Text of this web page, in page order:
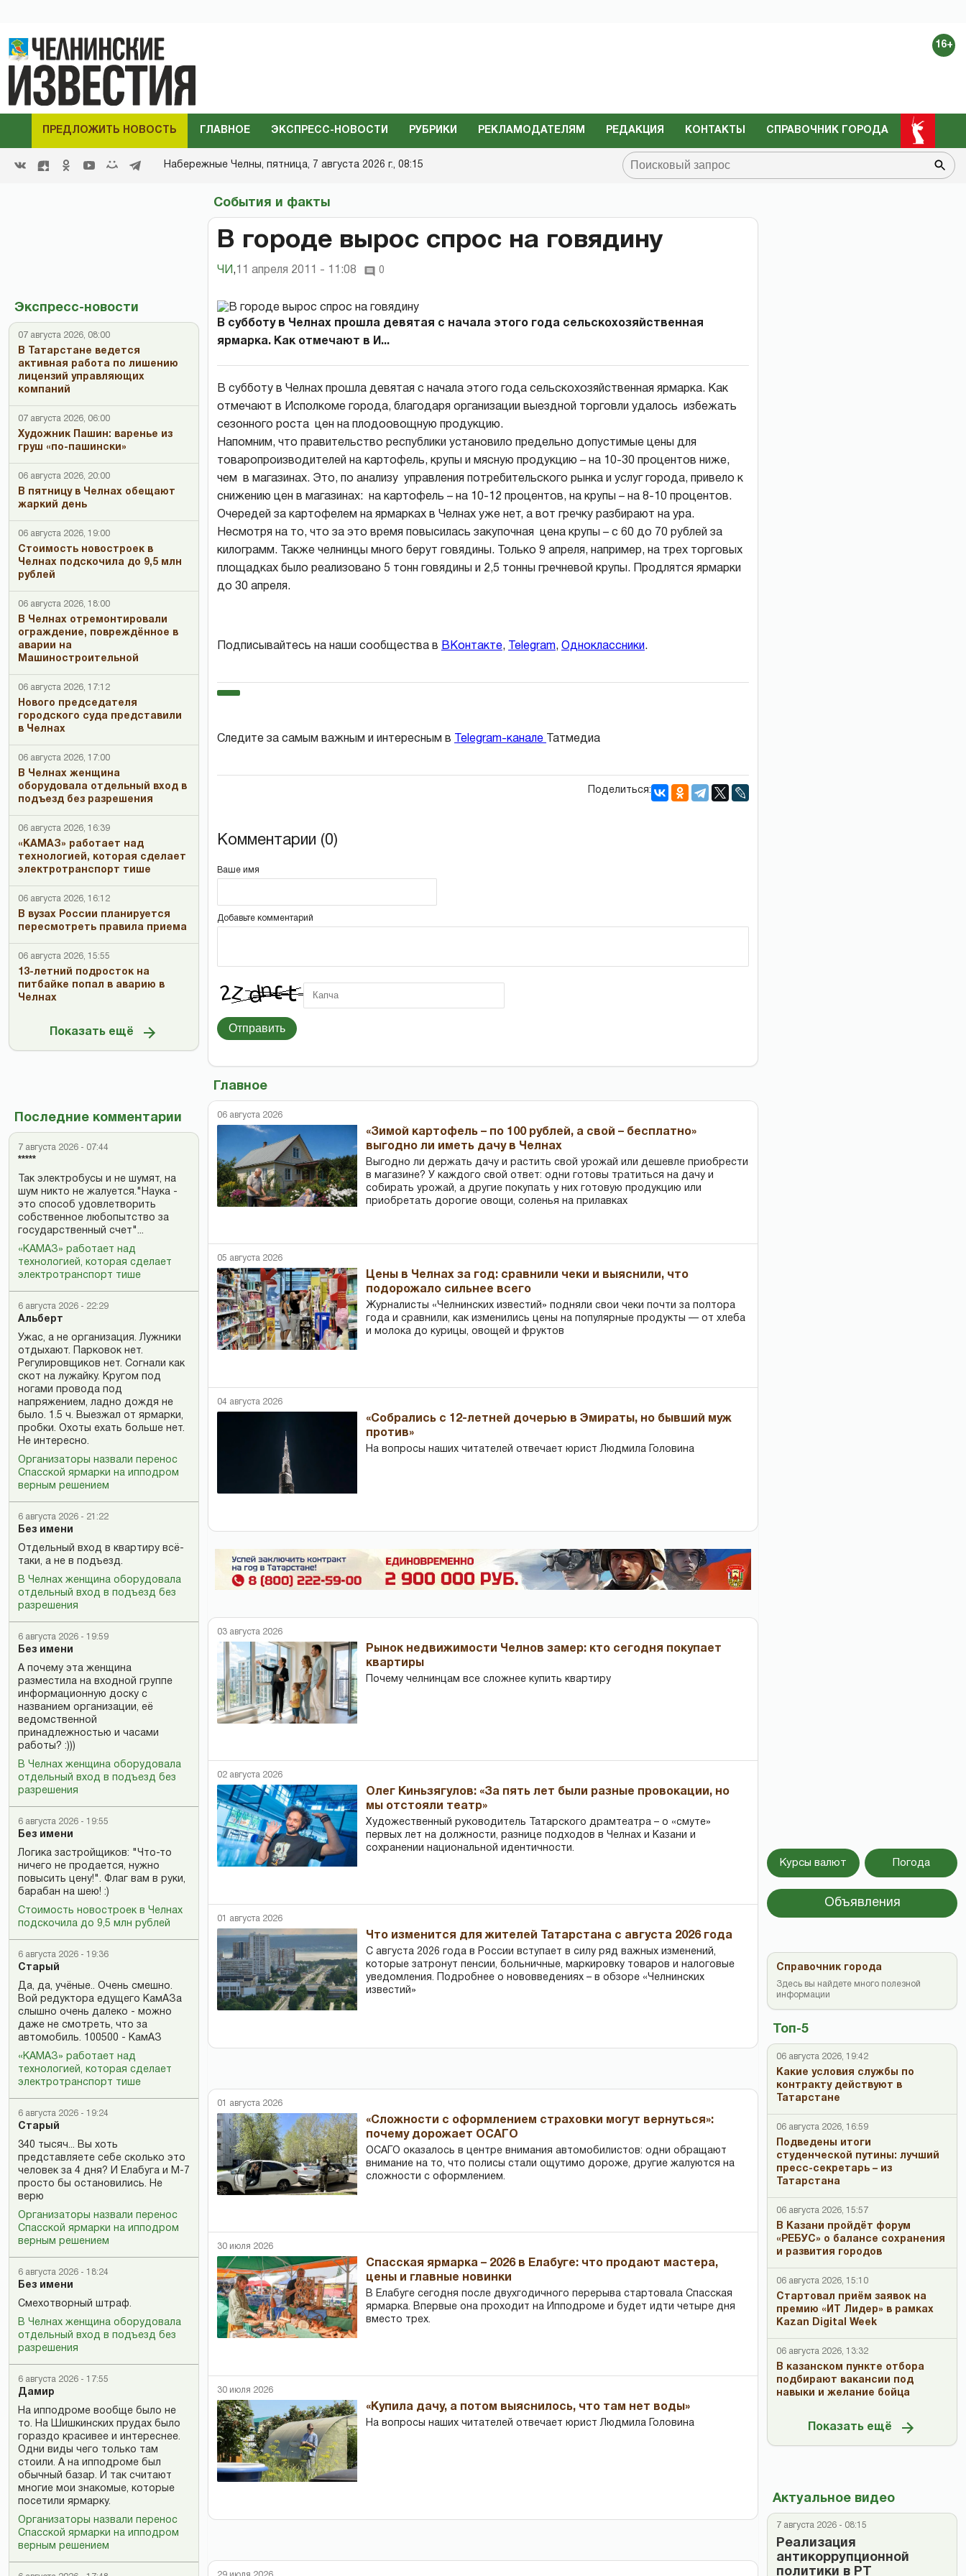
16+
ПРЕДЛОЖИТЬ НОВОСТЬ ГЛАВНОЕ ЭКСПРЕСС-НОВОСТИ РУБРИКИ РЕКЛАМОДАТЕЛЯМ РЕДАКЦИЯ КОНТАКТЫ СПРАВОЧНИК ГОРОДА
Набережные Челны, пятница, 7 августа 2026 г., 08:15
Экспресс-новости
07 августа 2026, 08:00
В Татарстане ведется
активная работа по лишению
лицензий управляющих
компаний
07 августа 2026, 06:00
Художник Пашин: варенье из
груш «по-пашински»
06 августа 2026, 20:00
В пятницу в Челнах обещают
жаркий день
06 августа 2026, 19:00
Стоимость новостроек в
Челнах подскочила до 9,5 млн
рублей
06 августа 2026, 18:00
В Челнах отремонтировали
ограждение, повреждённое в
аварии на
Машиностроительной
06 августа 2026, 17:12
Нового председателя
городского суда представили
в Челнах
06 августа 2026, 17:00
В Челнах женщина
оборудовала отдельный вход в
подъезд без разрешения
06 августа 2026, 16:39
«КАМАЗ» работает над
технологией, которая сделает
электротранспорт тише
06 августа 2026, 16:12
В вузах России планируется
пересмотреть правила приема
06 августа 2026, 15:55
13-летний подросток на
питбайке попал в аварию в
Челнах
Показать ещё
Последние комментарии
7 августа 2026 - 07:44
*****
Так электробусы и не шумят, на
шум никто не жалуется."Наука -
это способ удовлетворить
собственное любопытство за
государственный счет"...
«КАМАЗ» работает над
технологией, которая сделает
электротранспорт тише
6 августа 2026 - 22:29
Альберт
Ужас, а не организация. Лужники
отдыхают. Парковок нет.
Регулировщиков нет. Согнали как
скот на лужайку. Кругом под
ногами провода под
напряжением, ладно дождя не
было. 1.5 ч. Выезжал от ярмарки,
пробки. Охоты ехать больше нет.
Не интересно.
Организаторы назвали перенос
Спасской ярмарки на ипподром
верным решением
6 августа 2026 - 21:22
Без имени
Отдельный вход в квартиру всё-
таки, а не в подъезд.
В Челнах женщина оборудовала
отдельный вход в подъезд без
разрешения
6 августа 2026 - 19:59
Без имени
А почему эта женщина
разместила на входной группе
информационную доску с
названием организации, её
ведомственной
принадлежностью и часами
работы? :)))
В Челнах женщина оборудовала
отдельный вход в подъезд без
разрешения
6 августа 2026 - 19:55
Без имени
Логика застройщиков: "Что-то
ничего не продается, нужно
повысить цену!". Флаг вам в руки,
барабан на шею! :)
Стоимость новостроек в Челнах
подскочила до 9,5 млн рублей
6 августа 2026 - 19:36
Старый
Да, да, учёные.. Очень смешно.
Вой редуктора едущего КамАЗа
слышно очень далеко - можно
даже не смотреть, что за
автомобиль. 100500 - КамАЗ
«КАМАЗ» работает над
технологией, которая сделает
электротранспорт тише
6 августа 2026 - 19:24
Старый
340 тысяч... Вы хоть
представляете себе сколько это
человек за 4 дня? И Елабуга и М-7
просто бы остановились. Не
верю
Организаторы назвали перенос
Спасской ярмарки на ипподром
верным решением
6 августа 2026 - 18:24
Без имени
Смехотворный штраф.
В Челнах женщина оборудовала
отдельный вход в подъезд без
разрешения
6 августа 2026 - 17:55
Дамир
На ипподроме вообще было не
то. На Шишкинских прудах было
гораздо красивее и интереснее.
Одни виды чего только там
стоили. А на ипподроме был
обычный базар. И так считают
многие мои знакомые, которые
посетили ярмарку.
Организаторы назвали перенос
Спасской ярмарки на ипподром
верным решением
События и факты
В городе вырос спрос на говядину
ЧИ , 11 апреля 2011 - 11:08 0
В субботу в Челнах прошла девятая с начала этого года сельскохозяйственная
ярмарка. Как отмечают в И...
В субботу в Челнах прошла девятая с начала этого года сельскохозяйственная ярмарка. Как
отмечают в Исполкоме города, благодаря организации выездной торговли удалось избежать
сезонного роста цен на плодоовощную продукцию.
Напомним, что правительство республики установило предельно допустимые цены для
товаропроизводителей на картофель, крупы и мясную продукцию – на 10-30 процентов ниже,
чем в магазинах. Это, по анализу управления потребительского рынка и услуг города, привело к
снижению цен в магазинах: на картофель – на 10-12 процентов, на крупы – на 8-10 процентов.
Очередей за картофелем на ярмарках в Челнах уже нет, а вот гречку разбирают на ура.
Несмотря на то, что за это время повысилась закупочная цена крупы – с 60 до 70 рублей за
килограмм. Также челнинцы много берут говядины. Только 9 апреля, например, на трех торговых
площадках было реализовано 5 тонн говядины и 2,5 тонны гречневой крупы. Продлятся ярмарки
до 30 апреля.
Подписывайтесь на наши сообщества в ВКонтакте, Telegram, Одноклассники.
Следите за самым важным и интересным в Telegram-канале Татмедиа
Поделиться:
Комментарии (0)
Ваше имя
Добавьте комментарий
Отправить
Главное
06 августа 2026
«Зимой картофель – по 100 рублей, а свой – бесплатно»
выгодно ли иметь дачу в Челнах
Выгодно ли держать дачу и растить свой урожай или дешевле приобрести
в магазине? У каждого свой ответ: одни готовы тратиться на дачу и
собирать урожай, а другие покупать у них готовую продукцию или
приобретать дорогие овощи, соленья на прилавках
05 августа 2026
Цены в Челнах за год: сравнили чеки и выяснили, что
подорожало сильнее всего
Журналисты «Челнинских известий» подняли свои чеки почти за полтора
года и сравнили, как изменились цены на популярные продукты — от хлеба
и молока до курицы, овощей и фруктов
04 августа 2026
«Собрались с 12-летней дочерью в Эмираты, но бывший муж
против»
На вопросы наших читателей отвечает юрист Людмила Головина
03 августа 2026
Рынок недвижимости Челнов замер: кто сегодня покупает
квартиры
Почему челнинцам все сложнее купить квартиру
02 августа 2026
Олег Киньзягулов: «За пять лет были разные провокации, но
мы отстояли театр»
Художественный руководитель Татарского драмтеатра – о «смуте»
первых лет на должности, разнице подходов в Челнах и Казани и
сохранении национальной идентичности.
01 августа 2026
Что изменится для жителей Татарстана с августа 2026 года
С августа 2026 года в России вступает в силу ряд важных изменений,
которые затронут пенсии, больничные, маркировку товаров и налоговые
уведомления. Подробнее о нововведениях – в обзоре «Челнинских
известий»
01 августа 2026
«Сложности с оформлением страховки могут вернуться»:
почему дорожает ОСАГО
ОСАГО оказалось в центре внимания автомобилистов: одни обращают
внимание на то, что полисы стали ощутимо дороже, другие жалуются на
сложности с оформлением.
30 июля 2026
Спасская ярмарка – 2026 в Елабуге: что продают мастера,
цены и главные новинки
В Елабуге сегодня после двухгодичного перерыва стартовала Спасская
ярмарка. Впервые она проходит на Ипподроме и будет идти четыре дня
вместо трех.
30 июля 2026
«Купила дачу, а потом выяснилось, что там нет воды»
На вопросы наших читателей отвечает юрист Людмила Головина
Курсы валют Погода
Объявления
Топ-5
06 августа 2026, 19:42
Какие условия службы по
контракту действуют в
Татарстане
06 августа 2026, 16:59
Подведены итоги
студенческой путины: лучший
пресс-секретарь – из
Татарстана
06 августа 2026, 15:57
В Казани пройдёт форум
«РЕБУС» о балансе сохранения
и развития городов
06 августа 2026, 15:10
Стартовал приём заявок на
премию «ИТ Лидер» в рамках
Kazan Digital Week
06 августа 2026, 13:32
В казанском пункте отбора
подбирают вакансии под
навыки и желание бойца
Показать ещё
Актуальное видео
7 августа 2026 - 08:15
Реализация
антикоррупционной
политики в РТ
Справочник города
Здесь вы найдете много полезной
информации